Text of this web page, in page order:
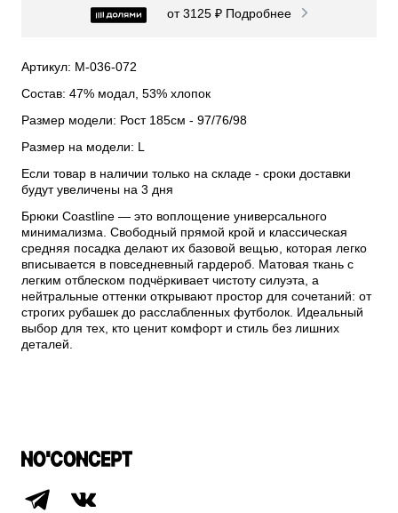
от 3125 ₽ Подробнее
Артикул: М-036-072
Состав: 47% модал, 53% хлопок
Размер модели: Рост 185см - 97/76/98
Размер на модели: L
Если товар в наличии только на складе - сроки доставки
будут увеличены на 3 дня
Брюки Coastline — это воплощение универсального
минимализма. Свободный прямой крой и классическая
средняя посадка делают их базовой вещью, которая легко
вписывается в повседневный гардероб. Матовая ткань с
легким отблеском подчёркивает чистоту силуэта, а
нейтральные оттенки открывают простор для сочетаний: от
строгих рубашек до расслабленных футболок. Идеальный
выбор для тех, кто ценит комфорт и стиль без лишних
деталей.